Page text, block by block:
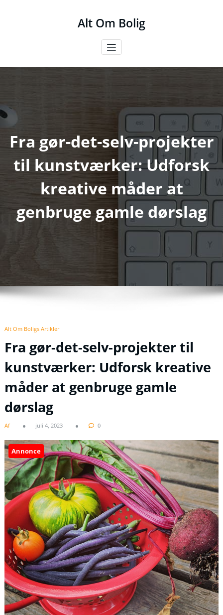
Alt Om Bolig
Fra gør-det-selv-projekter
til kunstværker: Udforsk
kreative måder at
genbruge gamle dørslag
Alt Om Boligs Artikler
Fra gør-det-selv-projekter til
kunstværker: Udforsk kreative
måder at genbruge gamle
dørslag
Af juli 4, 2023 0
Annonce